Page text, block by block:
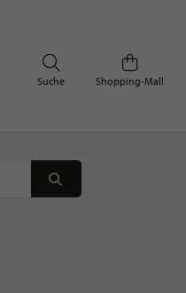
Shopping-Mall
Suche